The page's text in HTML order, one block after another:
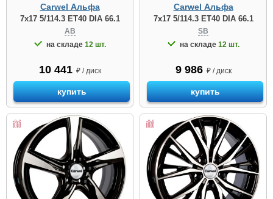
Carwel Альфа
7x17 5/114.3 ET40 DIA 66.1
AB
на складе 12 шт.
10 441 ₽ / диск
купить
Carwel Альфа
7x17 5/114.3 ET40 DIA 66.1
SB
на складе 12 шт.
9 986 ₽ / диск
купить